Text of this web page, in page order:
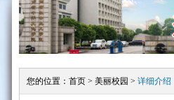
您的位置： 首页> 美丽校园 > 详细介绍